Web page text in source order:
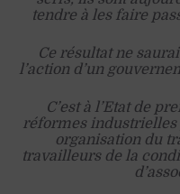
tendre à les faire
Ce résultat ne
l’action d’un
C’est à l’Etat de
réformes industrielles
organisation du
travailleurs de la